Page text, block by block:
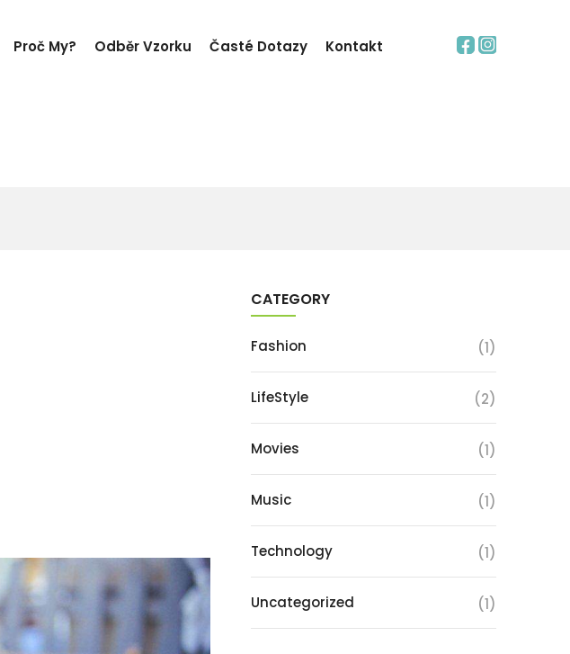
Proč My? Odběr Vzorku Časté Dotazy Kontakt
CATEGORY
Fashion (1)
LifeStyle (2)
Movies (1)
Music (1)
Technology (1)
Uncategorized (1)